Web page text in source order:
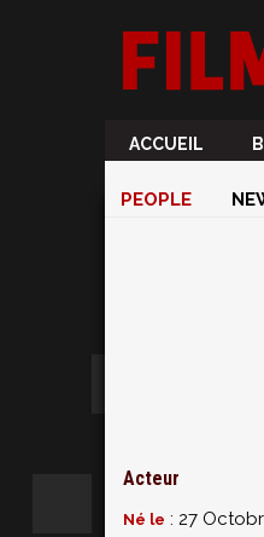
ACCUEIL
PEOPLE
Acteur
Né le : 27